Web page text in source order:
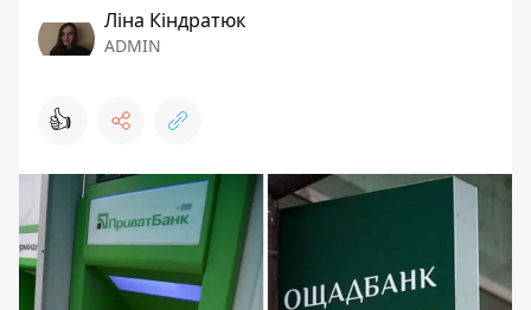
Ліна Кіндратюк
ADMIN
👍